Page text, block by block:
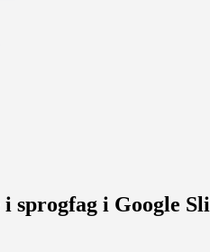
sprogfag i Google